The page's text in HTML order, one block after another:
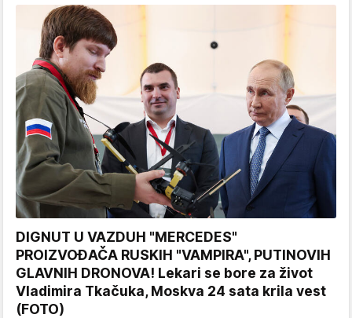
DIGNUT U VAZDUH "MERCEDES"
PROIZVOĐAČA RUSKIH "VAMPIRA", PUTINOVIH
GLAVNIH DRONOVA! Lekari se bore za život
Vladimira Tkačuka, Moskva 24 sata krila vest
(FOTO)